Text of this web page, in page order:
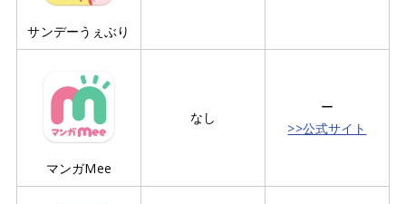
サンデーうぇぶり
マンガMee
なし
ー
>>公式サイト